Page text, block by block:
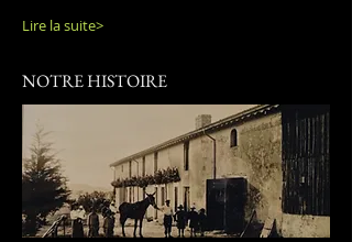
NOTRE HISTOIRE
Lire la suite>